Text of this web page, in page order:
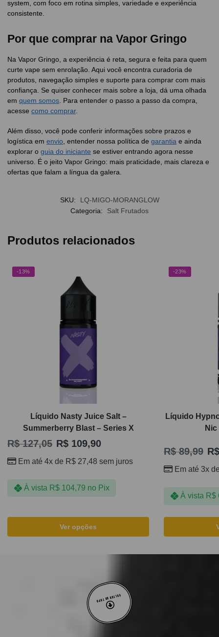
system, com foco em rotina simples, variedade e experiência
consistente.
Por que comprar na Vapor Gringo
Na Vapor Gringo, a experiência é reta, segura e feita para quem
curte vape sem enrolação. Aqui você encontra curadoria de
produtos, navegação simples e suporte para comprar com mais
confiança. Se quiser conhecer mais sobre a loja, dá uma olhada
em quem somos . Para entender o passo a passo da compra,
acesse como comprar.
Além disso, você pode conferir informações sobre prazos e
logística em envio , entender nossa política de garantia e ainda
explorar o guia do iniciante se estiver entrando agora nesse
universo. É o jeito Vapor Gringo: mais praticidade, mais clareza e
ofertas que falam a língua da galera.
SKU:
LQ-MIGO-MORANGLOW
Categoria:
Salt Frutados
Produtos relacionados
-13%
Líquido Nasty Juice Salt –
Summerberry Blast – Series X
R$127,05 R$ 109,90
Em até 4x de R$ 27,48 sem juros
À vista R$104,79 no Pix
Ver opções
-23%
Líquido
R$89,99 R$
Em até 3x
À vista R$
VOLTAR AO TOPO